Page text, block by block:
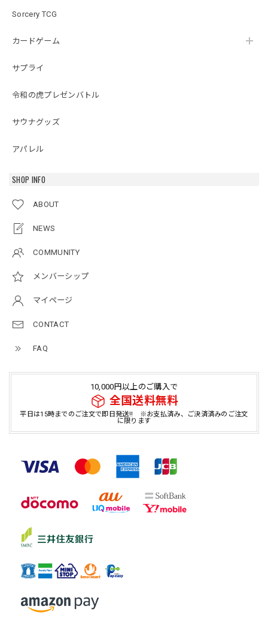
Sorcery TCG
カードゲーム
サプライ
令和の虎プレゼンバトル
サウナグッズ
アパレル
SHOP INFO
ABOUT
NEWS
COMMUNITY
メンバーシップ
マイページ
CONTACT
FAQ
10,000円以上のご購入で
全国送料無料
平日は15時までのご注文で即日発送!! ※お支払済み、ご決済済みのご注文
に限ります